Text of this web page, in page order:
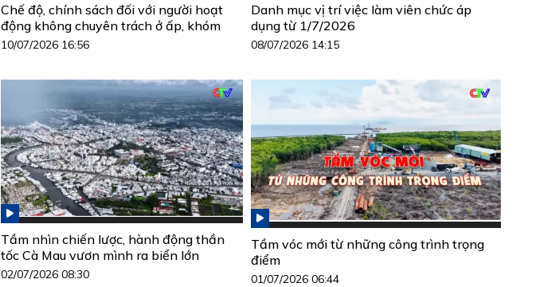
Chế độ, chính sách đối với người hoạt
động không chuyên trách ở ấp, khóm
10/07/2026 16:56
Danh mục vị trí việc làm viên chức áp
dụng từ 1/7/2026
08/07/2026 14:15
Tầm nhìn chiến lược, hành động thần
tốc Cà Mau vươn mình ra biển lớn
02/07/2026 08:30
Tầm vóc mới từ những công trình trọng
điểm
01/07/2026 06:44